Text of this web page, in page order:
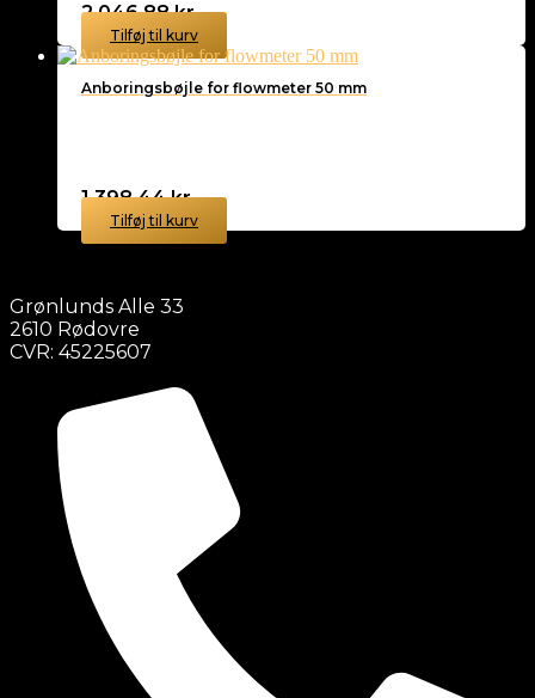
2.046,88kr.
Tilføj til kurv
Anboringsbøjle for flowmeter 50 mm
1.398,44kr.
Tilføj til kurv
Grønlunds Alle 33
2610 Rødovre
CVR: 45225607